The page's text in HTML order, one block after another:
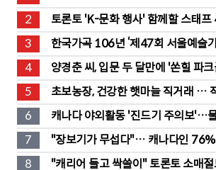
2
토론토 'K-문화 행사' 함께할 스태프
3
한국가곡 106년 ‘제47회 서울예술
성황
4
양경춘 씨, 입문 두 달만에 '쏜힐 파
인공
5
초보농장, 건강한 햇마늘 직거래 …
도 판매
6
캐나다 야외활동 '진드기 주의보'…
처법은?
7
"장보기가 무섭다"… 캐나다인
부담'
8
"캐리어 들고 싹쓸이" 토론토 소매